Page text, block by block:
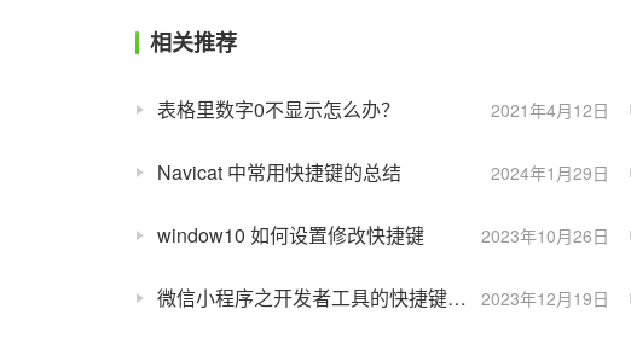
相关推荐
2021年4月12日
表格里数字0不显示怎么办？
2024年1月29日
Navicat 中常用快捷键的总结
2023年10月26日
window10 如何设置修改快捷键
2023年12月19日
微信小程序之开发者工具的快捷键介绍